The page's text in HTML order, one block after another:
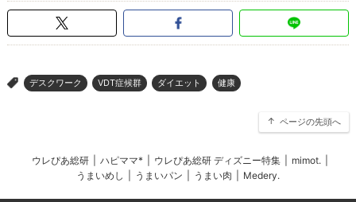
> デスクワーク VDT症候群 ダイエット 健康
ページの先頭へ
ウレぴあ総研 ハピママ* ウレぴあ総研 ディズニー特集 mimot.
うまいめし
うまいパン うまい肉 Medery.